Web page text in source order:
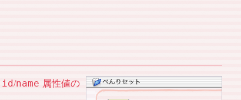
id/name 属性値の